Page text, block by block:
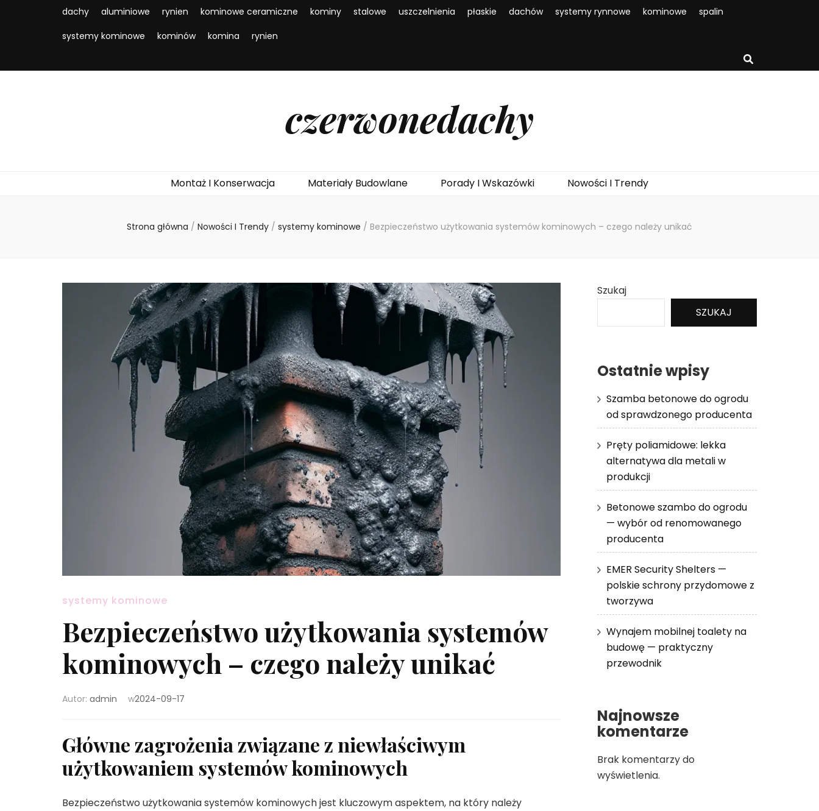
dachy aluminiowe rynien kominowe ceramiczne kominy stalowe uszczelnienia płaskie dachów systemy rynnowe kominowe
spalin
systemy kominowe
kominów komina rynien
czerwonedachy
Montaż I Konserwacja Materiały Budowlane Porady I Wskazówki Nowości I Trendy
Strona główna / Nowości I Trendy / systemy kominowe / Bezpieczeństwo użytkowania systemów kominowych – czego należy unikać
systemy kominowe
Bezpieczeństwo użytkowania systemów
kominowych – czego należy unikać
Autor: admin w2024-09-17
Główne zagrożenia związane z niewłaściwym
użytkowaniem systemów kominowych
Bezpieczeństwo użytkowania systemów kominowych jest kluczowym aspektem, na który należy
Szukaj
SZUKAJ
Ostatnie wpisy
Szamba betonowe do ogrodu
od sprawdzonego producenta
Pręty poliamidowe: lekka
alternatywa dla metali w
produkcji
Betonowe szambo do ogrodu
— wybór od renomowanego
producenta
EMER Security Shelters —
polskie schrony przydomowe z
tworzywa
Wynajem mobilnej toalety na
budowę — praktyczny
przewodnik
Najnowsze
komentarze
Brak komentarzy do
wyświetlenia.